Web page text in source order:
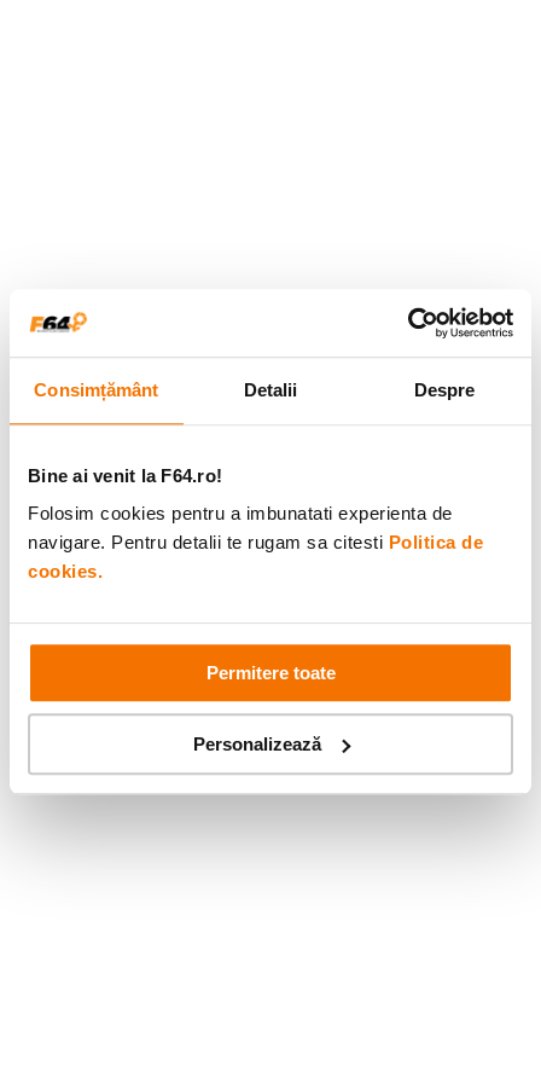
Consimțământ Detalii Despre
Bine ai venit la F64.ro!
Folosim cookies pentru a imbunatati experienta de
navigare. Pentru detalii te rugam sa citesti Politica de
cookies.
Permitere toate
Personalizează